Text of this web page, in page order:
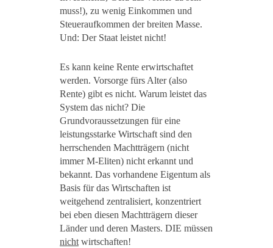
muss!), zu wenig Einkommen und
Steueraufkommen der breiten Masse.
Und: Der Staat leistet nicht!
Es kann keine Rente erwirtschaftet
werden. Vorsorge fürs Alter (also
Rente) gibt es nicht. Warum leistet das
System das nicht? Die
Grundvoraussetzungen für eine
leistungsstarke Wirtschaft sind den
herrschenden Machtträgern (nicht
immer M-Eliten) nicht erkannt und
bekannt. Das vorhandene Eigentum als
Basis für das Wirtschaften ist
weitgehend zentralisiert, konzentriert
bei eben diesen Machtträgern dieser
Länder und deren Masters. DIE müssen
nicht wirtschaften!